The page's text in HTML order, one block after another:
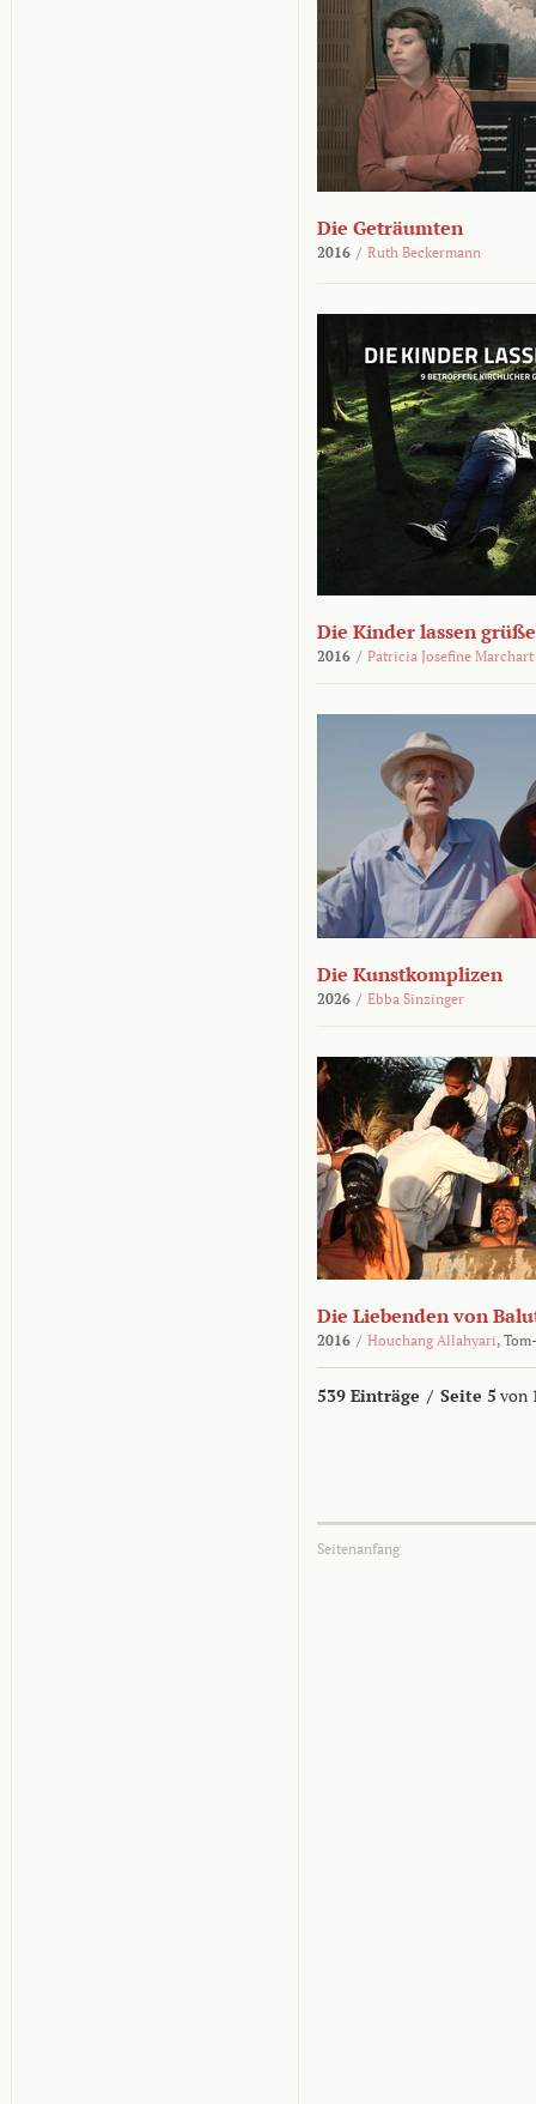
Die Geträumten
2016 / Ruth Beckermann
Die Kinder lassen
2016 / Patricia Josefine Marchart
Die Kunstkomplizen
2026 / Ebba Sinzinger
Die Liebenden von
2016 / Houchang Allahyari,
539 Einträge / Seite 5 von
Seitenanfang